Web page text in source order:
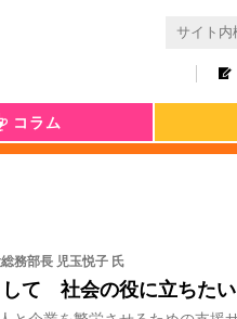
コラム
務部長 児玉悦子 氏
て 社会の役に立ちたい